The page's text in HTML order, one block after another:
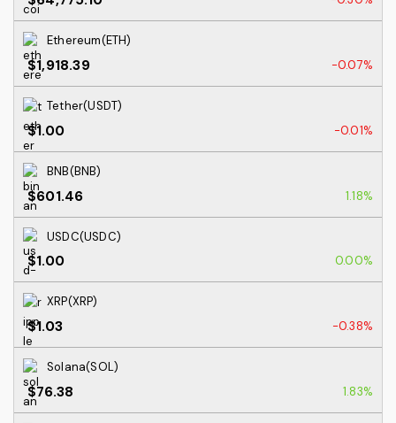
Ethereum(ETH)
$1,918.39 -0.07%
Tether(USDT)
$1.00 -0.01%
BNB(BNB)
$601.46 1.18%
USDC(USDC)
$1.00 0.00%
XRP(XRP)
$1.03 -0.38%
Solana(SOL)
$76.38 1.83%